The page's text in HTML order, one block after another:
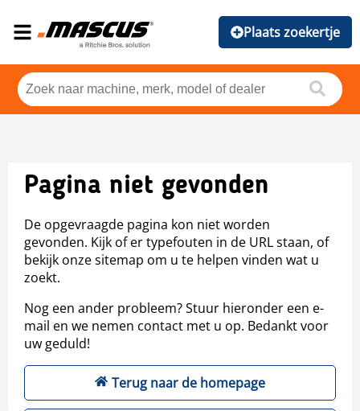
Plaats zoekertje
Pagina niet gevonden
De opgevraagde pagina kon niet worden
gevonden. Kijk of er typefouten in de URL staan, of
bekijk onze sitemap om u te helpen vinden wat u
zoekt.
Nog een ander probleem? Stuur hieronder een e-
mail en we nemen contact met u op. Bedankt voor
uw geduld!
Terug naar de homepage